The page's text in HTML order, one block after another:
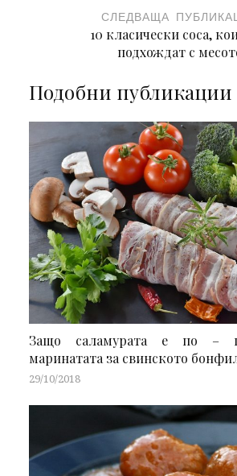
СЛЕДВАЩА
10 класически соса,
подхождат с
Подобни публикации
Защо саламурата е по –
маринатата за свинското
29/10/2018